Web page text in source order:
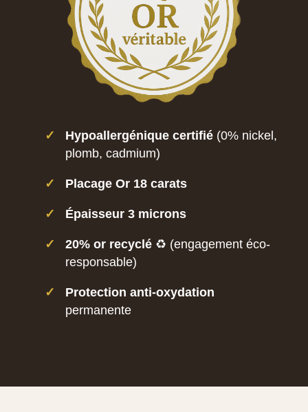
✓ Hypoallergénique certifié(0% nickel,
plomb, cadmium)
✓ Placage Or 18 carats
✓ Épaisseur 3 microns
✓ 20% or recyclé♻️ (engagement éco-
responsable)
✓
Protection anti-oxydation
permanente